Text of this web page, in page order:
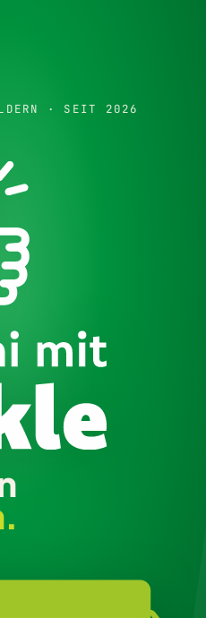
· SEIT 2026